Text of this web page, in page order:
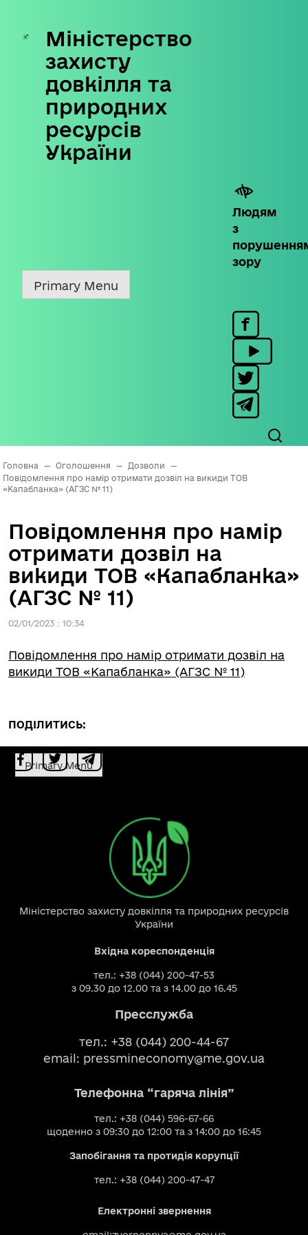
Skip
content
Міністерство
захисту
довкілля та
природних
ресурсів
України
Людям
з
зору
Primary Menu
Головна — Оголошення — Дозволи
—
Повідомлення про намір отримати дозвіл на викиди ТОВ
«Капабланка» (АГЗС № 11)
Повідомлення про намір
отримати дозвіл на
викиди ТОВ «Капабланка»
(АГЗС № 11)
02/01/2023 : 10:34
Повідомлення про намір отримати дозвіл на
викиди ТОВ «Капабланка» (АГЗС № 11)
ПОДІЛИТИСЬ:
Primary Menu
Міністерство захисту довкілля та природних ресурсів
України
Вхідна кореспонденція
тел.: +38 (044) 200-47-53
з 09.30 до 12.00 та з 14.00 до 16.45
Пресслужба
тел.: +38 (044) 200-44-67
email: pressmineconomy@me.gov.ua
Телефонна “гаряча лінія”
тел.: +38 (044) 596-67-66
щоденно з 09:30 до 12:00 та з 14:00 до 16:45
Запобігання та протидія корупції
тел.: +38 (044) 200-47-47
Електронні звернення